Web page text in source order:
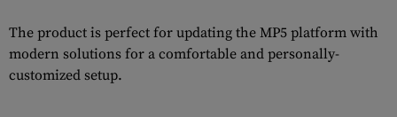
The product is perfect for updating the MP5 platform with
modern solutions for a comfortable and personally-
customized setup.